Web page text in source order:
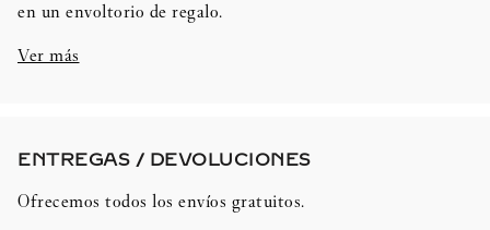
en un envoltorio de regalo.
Ver más
ENTREGAS / DEVOLUCIONES​
Ofrecemos todos los envíos gratuitos.